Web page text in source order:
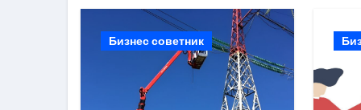
Бизнес советник